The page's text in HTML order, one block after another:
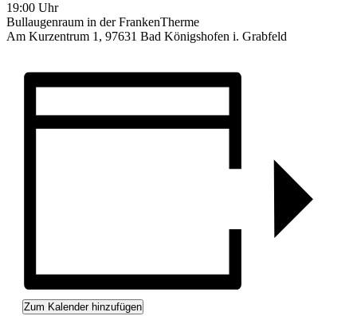
19:00 Uhr
Bullaugenraum in der FrankenTherme
Am Kurzentrum 1, 97631 Bad Königshofen i. Grabfeld
Zum Kalender hinzufügen